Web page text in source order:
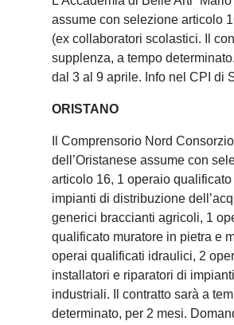
assume con selezione articolo
(ex collaboratori scolastici. Il
supplenza, a tempo
dal 3 al 9 aprile. Info nel CPI di
ORISTANO
Il Comprensorio Nord
dell’Oristanese assume con
articolo 16, 1 operaio
impianti di distribuzione
generici braccianti agricoli, 1
qualificato muratore in pietra e
operai qualificati idraulici, 2
installatori e riparatori di
industriali. Il contratto sarà a
determinato, per 2 mesi.